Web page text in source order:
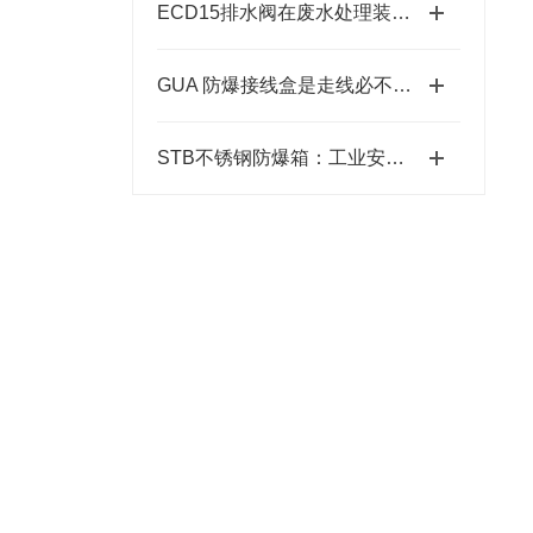
ECD15排水阀在废水处理装置中起着关键作用
GUA 防爆接线盒是走线必不可少的配件之一
STB不锈钢防爆箱：工业安全的坚固防线